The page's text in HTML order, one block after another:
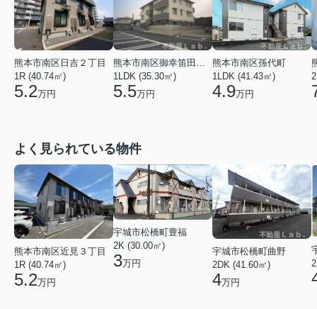
熊本市南区日吉２丁目
1R (40.74㎡)
5.2万円
1LDK (35.30㎡)
5.5万円
熊本市南区孫代町
1LDK (41.43㎡)
4.9万円
よく見られている物件
熊本市南区近見３丁目
1R (40.74㎡)
5.2万円
宇城市松橋町豊福
2K (30.00㎡)
3万円
宇城市松橋町曲野
2DK (41.60㎡)
4万円